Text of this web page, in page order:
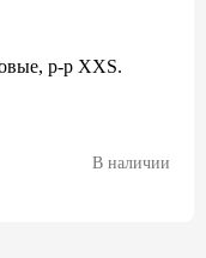
р-р XXS.
В наличии